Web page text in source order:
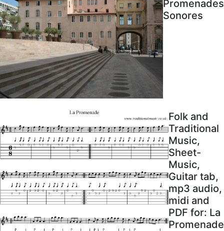
Promenades
Sonores
Folk and
Traditional
Music,
Sheet-
Music,
Guitar tab,
mp3 audio,
midi and
PDF for: La
Promenade